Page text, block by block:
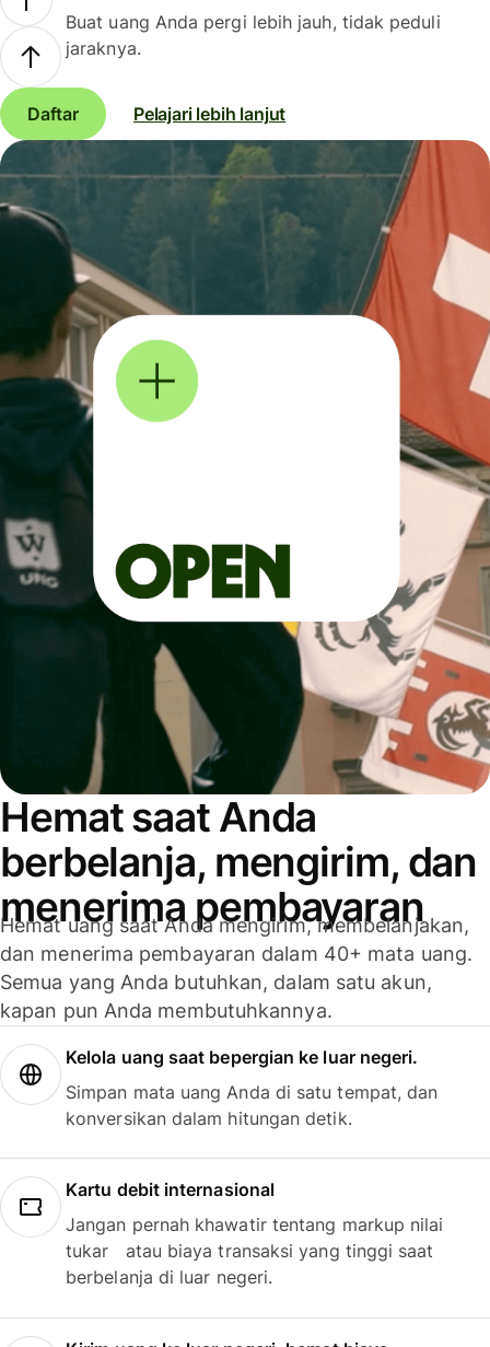
Buat uang Anda pergi lebih jauh, tidak peduli
jaraknya.
Daftar Pelajari lebih lanjut
Hemat saat Anda
berbelanja, mengirim, dan
menerima pembayaran
Hemat uang saat Anda mengirim, membelanjakan,
dan menerima pembayaran dalam 40+ mata uang.
Semua yang Anda butuhkan, dalam satu akun,
kapan pun Anda membutuhkannya.
Kelola uang saat bepergian ke luar negeri.
Simpan mata uang Anda di satu tempat, dan
konversikan dalam hitungan detik.
Kartu debit internasional
Jangan pernah khawatir tentang markup nilai
tukar atau biaya transaksi yang tinggi saat
berbelanja di luar negeri.